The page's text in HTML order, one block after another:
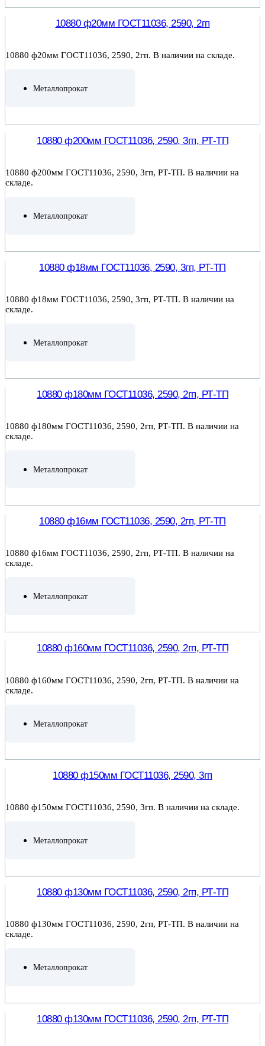
10880 ф20мм ГОСТ11036, 2590, 2гп
10880 ф20мм ГОСТ11036, 2590, 2гп. В наличии на складе.
Металлопрокат
10880 ф200мм ГОСТ11036, 2590, 3гп, РТ-ТП
10880 ф200мм ГОСТ11036, 2590, 3гп, РТ-ТП. В наличии на
складе.
Металлопрокат
10880 ф18мм ГОСТ11036, 2590, 3гп, РТ-ТП
10880 ф18мм ГОСТ11036, 2590, 3гп, РТ-ТП. В наличии на
складе.
Металлопрокат
10880 ф180мм ГОСТ11036, 2590, 2гп, РТ-ТП
10880 ф180мм ГОСТ11036, 2590, 2гп, РТ-ТП. В наличии на
складе.
Металлопрокат
10880 ф16мм ГОСТ11036, 2590, 2гп, РТ-ТП
10880 ф16мм ГОСТ11036, 2590, 2гп, РТ-ТП. В наличии на
складе.
Металлопрокат
10880 ф160мм ГОСТ11036, 2590, 2гп, РТ-ТП
10880 ф160мм ГОСТ11036, 2590, 2гп, РТ-ТП. В наличии на
складе.
Металлопрокат
10880 ф150мм ГОСТ11036, 2590, 3гп
10880 ф150мм ГОСТ11036, 2590, 3гп. В наличии на складе.
Металлопрокат
10880 ф130мм ГОСТ11036, 2590, 2гп, РТ-ТП
10880 ф130мм ГОСТ11036, 2590, 2гп, РТ-ТП. В наличии на
складе.
Металлопрокат
10880 ф130мм ГОСТ11036, 2590, 2гп, РТ-ТП